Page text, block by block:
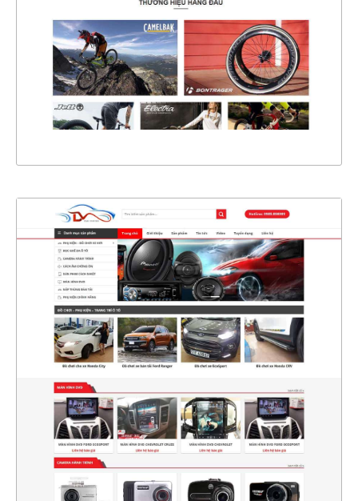
CHI TIẾT
XEM THỰC TẾ
4434